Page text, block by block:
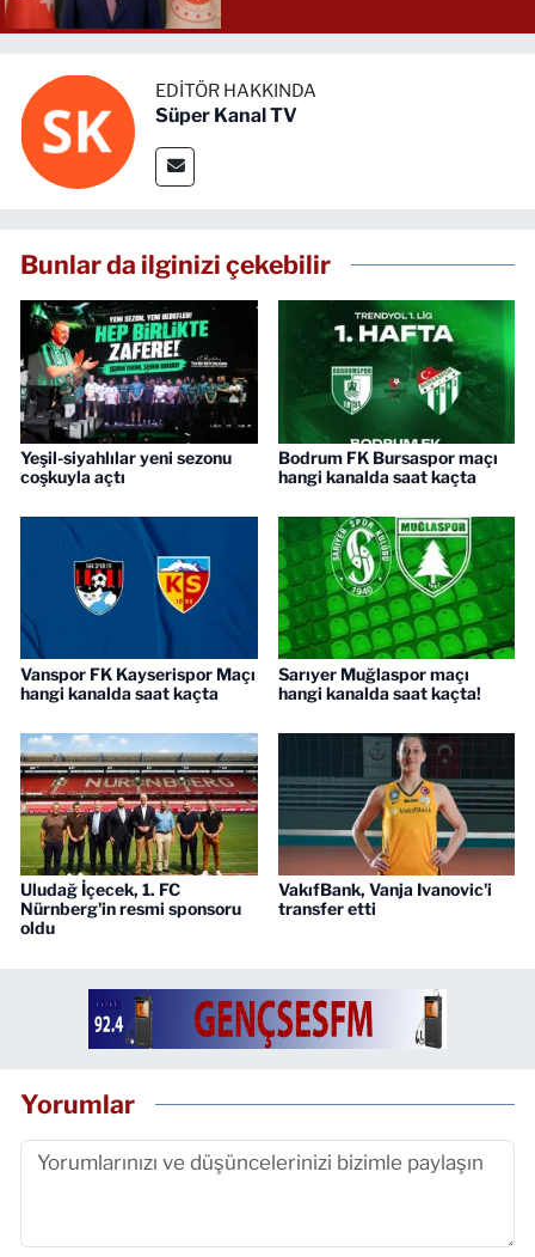
EDITÖR HAKKINDA
Süper Kanal TV
Bunlar da ilginizi çekebilir
Yeşil-siyahlılar yeni sezonu
coşkuyla açtı
Bodrum FK Bursaspor maçı
hangi kanalda saat kaçta
Vanspor FK Kayserispor Maçı
hangi kanalda saat kaçta
Sarıyer Muğlaspor maçı
hangi kanalda saat kaçta!
Uludağ İçecek, 1. FC
Nürnberg'in resmi sponsoru
oldu
VakıfBank, Vanja Ivanovic'i
transfer etti
Yorumlar